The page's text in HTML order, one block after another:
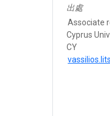
出處
Associate
Cyprus
CY